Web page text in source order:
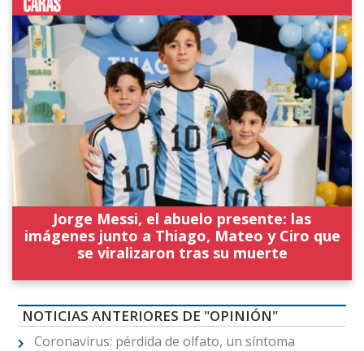
Jorge Messi, el abuelo presente: las
imágenes junto a Thiago, Mateo y Ciro que
se viralizaron tras su muerte
NOTICIAS ANTERIORES DE "OPINIÓN"
Coronavirus: pérdida de olfato, un síntoma